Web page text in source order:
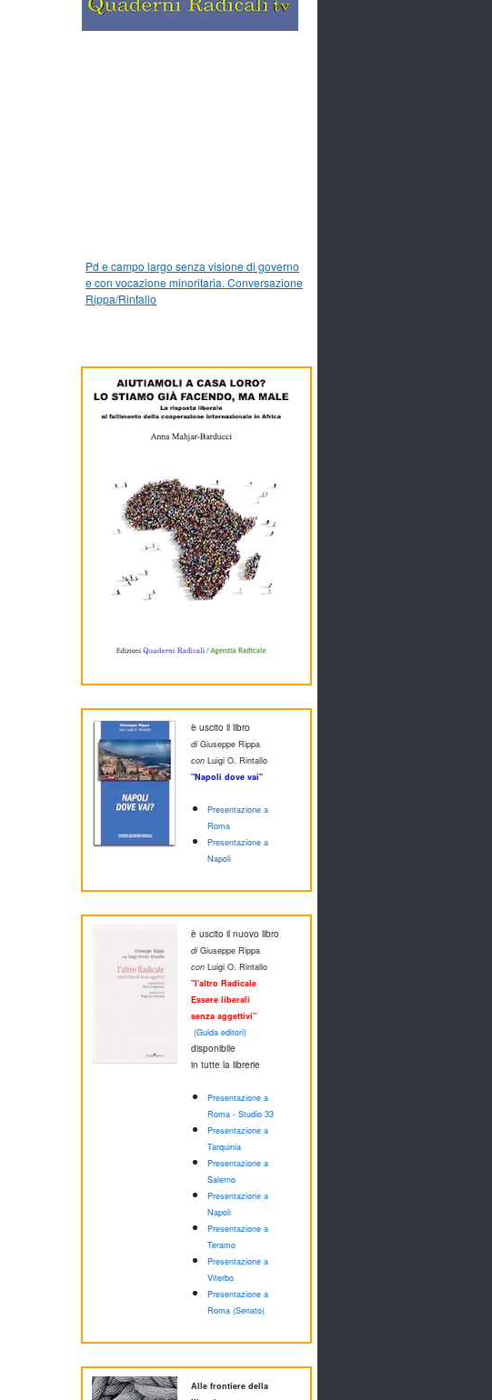
Pd e campo largo senza visione di governo
e con vocazione minoritaria. Conversazione
Rippa/Rintallo
è uscito il libro
diGiuseppe Rippa
con Luigi O. Rintallo
"Napoli dove vai"
Presentazione a
Roma
Presentazione a
Napoli
è uscito il nuovo libro
diGiuseppe Rippa
con Luigi O. Rintallo
"l'altro Radicale
Essere liberali
senza aggettivi"
(Guida editori)
disponibile
in tutte la librerie
Presentazione a
Roma - Studio 33
Presentazione a
Tarquinia
Presentazione a
Salerno
Presentazione a
Napoli
Presentazione a
Teramo
Presentazione a
Viterbo
Presentazione a
Roma (Senato)
Alle frontiere della